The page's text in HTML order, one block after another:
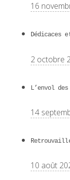
16
Dédicaces
2 octobre
L’envol des
14
10 août